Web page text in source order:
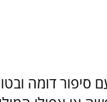
סיפור דומה